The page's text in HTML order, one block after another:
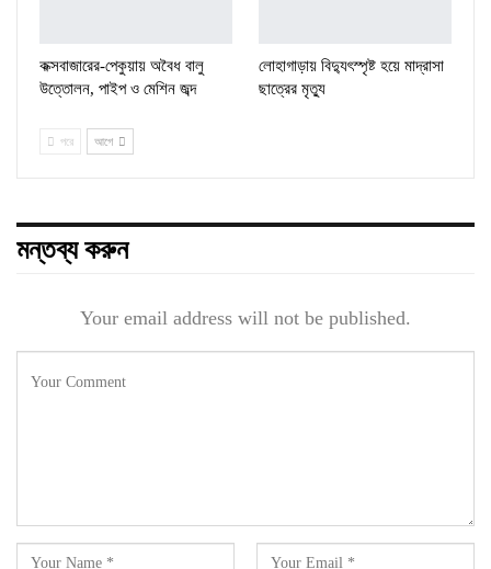
কক্সবাজারের-পেকুয়ায় অবৈধ বালু
উত্তোলন, পাইপ ও মেশিন জব্দ
লোহাগাড়ায় বিদ্যুৎস্পৃষ্ট হয়ে মাদ্রাসা
ছাত্রের মৃত্যু
পরে আগে
মন্তব্য করুন
Your email address will not be published.